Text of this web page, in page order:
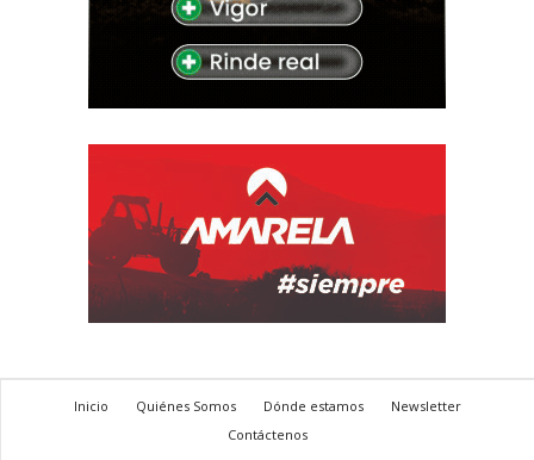
Inicio Quiénes Somos Dónde estamos
Newsletter
Contáctenos